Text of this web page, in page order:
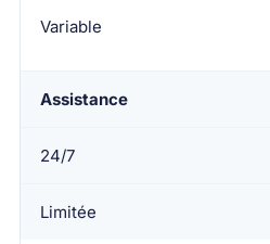
Variable
Assistance
24/7
Limitée